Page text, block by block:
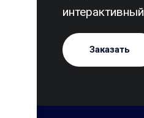
Заказать